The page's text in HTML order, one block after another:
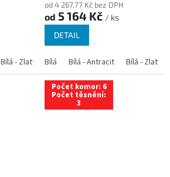
Bílá - Zlatý dub Bílá - Tmavý dub Bílá -
od 4 267,77 Kč bez DPH
od 5 164 Kč / ks
DETAIL
Bílá Bílá - Antracit Bílá - Zlatý
Počet komor: 6
Počet těsnění:
3